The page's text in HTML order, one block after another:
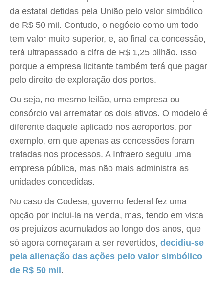
da estatal detidas pela União pelo valor simbólico
de R$ 50 mil. Contudo, o negócio como um todo
tem valor muito superior, e, ao final da concessão,
terá ultrapassado a cifra de R$ 1,25 bilhão. Isso
porque a empresa licitante também terá que pagar
pelo direito de exploração dos portos.
Ou seja, no mesmo leilão, uma empresa ou
consórcio vai arrematar os dois ativos. O modelo é
diferente daquele aplicado nos aeroportos, por
exemplo, em que apenas as concessões foram
tratadas nos processos. A Infraero seguiu uma
empresa pública, mas não mais administra as
unidades concedidas.
No caso da Codesa, governo federal fez uma
opção por inclui-la na venda, mas, tendo em vista
os prejuízos acumulados ao longo dos anos, que
só agora começaram a ser revertidos, decidiu-se
pela alienação das ações pelo valor simbólico
de R$ 50 mil .